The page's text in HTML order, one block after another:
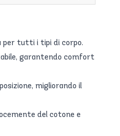
per tutti i tipi di corpo.
garantendo comfort
migliorando il
del cotone e